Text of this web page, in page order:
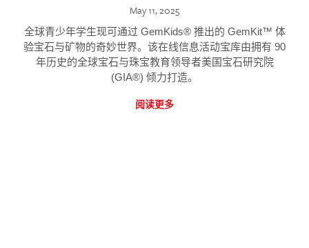
May 11, 2025
全球青少年学生现可通过 GemKids® 推出的 GemKit™ 体
验宝石与矿物的奇妙世界。该在线信息活动宝库由拥有 90
年历史的全球宝石与珠宝教育领导者美国宝石研究院
(GIA®) 倾力打造。
阅读更多